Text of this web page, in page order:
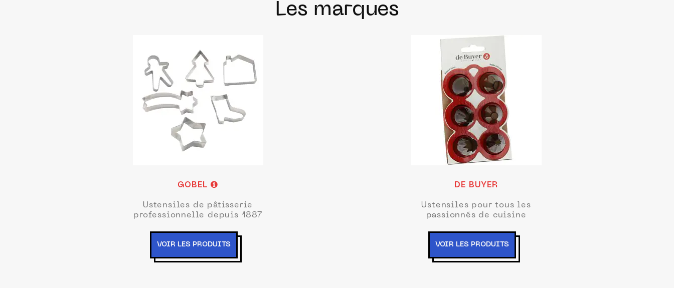
Les marques
GOBEL
Ustensiles de pâtisserie
professionnelle depuis 1887
VOIR LES PRODUITS
DE BUYER
Ustensiles pour tous les
passionnés de cuisine
VOIR LES PRODUITS